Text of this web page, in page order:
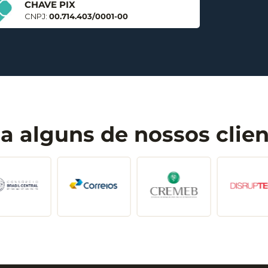
CHAVE PIX
CNPJ: 00.714.403/0001-00
alguns de nossos